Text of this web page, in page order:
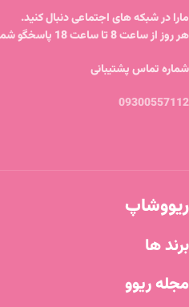
مارا در شبکه های اجتماعی دنبال کنید.
هر روز از ساعت 8 تا ساعت 18 پاسخگو شما عزیزان هستیم.
شماره تماس پشتیبانی
09300557112
ریووشاپ
برند ها
مجله ریوو